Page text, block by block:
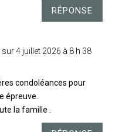
RÉPONSE
sur 4 juillet 2026 à 8 h 38
condoléances pour
épreuve.
la famille .